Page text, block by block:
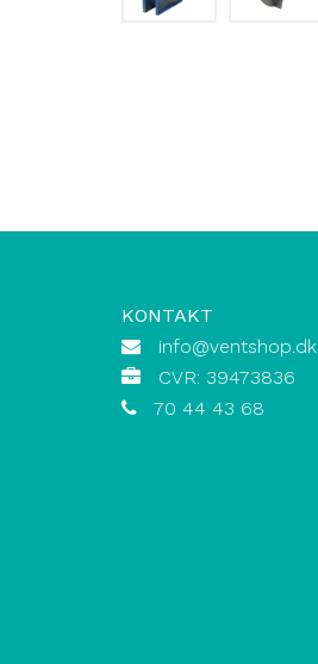
KONTAKT
info@ventshop.dk
CVR: 39473836
70 44 43 68